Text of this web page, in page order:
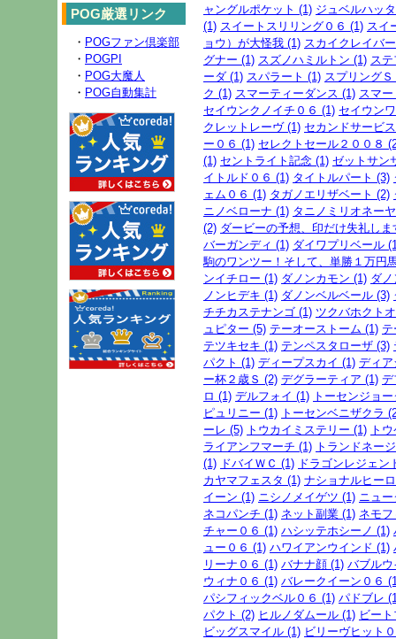
ャングルポケット (1) ジュベルハッ
(1) スイートスリリング０６ (1) スイ
ョウ）が大怪我 (1) スカイクレイバ
グナー (1) スズノハミルトン (1) ス
ーダ (1) スパラート (1) スプリングＳ
ク (1) スマーティーダンス (1) スマ
セイウンクノイチ０６ (1) セイウン
クレットレーヴ (1) セカンドサービ
ー０６ (1) セレクトセール２００８
(1) セントライト記念 (1) ゼットサン
イトルド０６ (1) タイトルパート (3)
ェム０６ (1) タガノエリザベート (2)
ニノベローナ (1) タニノミリオネー
(2) ダービーの予想、印だけ失礼しま
バーガンディ (1) ダイワプリベール
駒のワンツー！そして、単勝１万円
ンイチロー (1) ダノンカモン (1) ダ
ノンヒデキ (1) ダノンベルベール (3)
チチカステナンゴ (1) ツクバホクト
ュピター (5) テーオーストーム (1)
テツキセキ (1) テンペスタローザ (3)
パクト (1) ディープスカイ (1) ディア
ー杯２歳Ｓ (2) デグラーティア (1) デ
ロ (1) デルフォイ (1) トーセンジョ
ピュリニー (1) トーセンベニザクラ
ーレ (5) トウカイミステリー (1) ト
ライアンフマーチ (1) トランドネー
(1) ドバイＷＣ (1) ドラゴンレジェン
カヤマフェスタ (1) ナショナルヒー
イーン (1) ニシノメイゲツ (1) ニュ
ネコパンチ (1) ネット副業 (1) ネモ
チャー０６ (1) ハシッテホシーノ (1)
ュー０６ (1) ハワイアンウインド (1)
リーナ０６ (1) バナナ顔 (1) バブル
ウィナ０６ (1) バレークイーン０６
パシフィックベル０６ (1) パドブレ
パクト (2) ヒルノダムール (1) ビー
ビッグスマイル (1) ビリーヴヒット
POG厳選リンク
・ POGファン倶楽部
・ POGPI
・ POG大魔人
・ POG自動集計